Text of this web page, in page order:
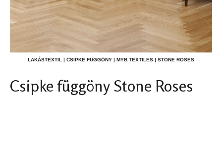
LAKÁSTEXTIL | CSIPKE FÜGGÖNY | MYB TEXTILES | STONE ROSES
Csipke függöny Stone Roses